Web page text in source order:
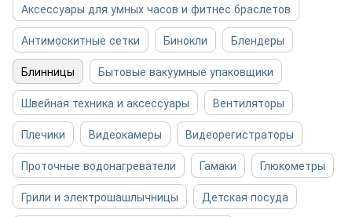
Аксессуары для умных часов и фитнес браслетов
Антимоскитные сетки
Бинокли
Блендеры
Блинницы
Бытовые вакуумные упаковщики
Швейная техника и аксессуары
Вентиляторы
Плечики
Видеокамеры
Видеорегистраторы
Проточные водонагреватели
Гамаки
Глюкометры
Грили и электрошашлычницы
Детская посуда